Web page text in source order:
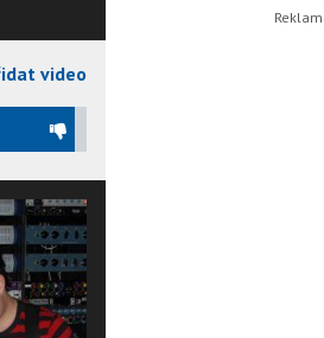
video